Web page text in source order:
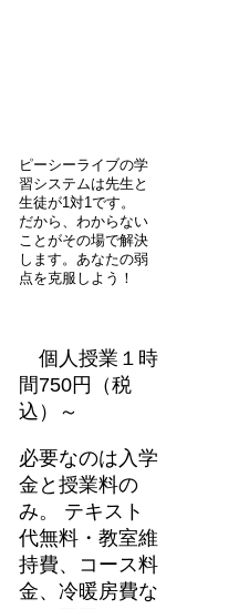
ピーシーライブの学
習システムは先生と
生徒が1対1です。
だから、わからない
ことがその場で解決
します。あなたの弱
点を克服しよう！
個人授業１時
間750円（税
込）～
必要なのは入学
金と授業料の
み。 テキスト
代無料・教室維
持費、コース料
金、冷暖房費な